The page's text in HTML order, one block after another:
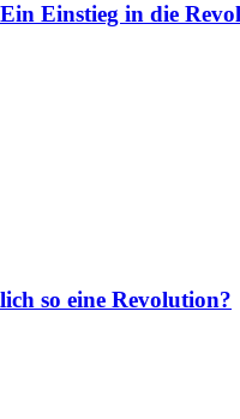
Einstieg in die
so eine Revolution?